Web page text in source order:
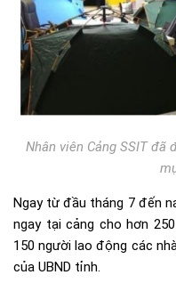
Nhân viên Cảng SSIT đã
Ngay từ đầu tháng 7 đến
ngay tại cảng cho hơn
150 người lao động các
của UBND tỉnh.